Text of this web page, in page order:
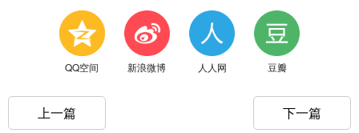
QQ空间 新浪微博 人人网 豆瓣
上一篇 下一篇